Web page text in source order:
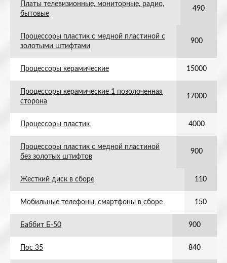
Платы телевизионные, мониторные, радио,
бытовые
490
Процессоры пластик с медной пластиной с
золотыми штифтами
900
Процессоры керамические 15000
Процессоры керамические 1 позолоченная
сторона
17000
Процессоры пластик 4000
Процессоры пластик с медной пластиной
без золотых штифтов
900
Жесткий диск в сборе 110
Мобильные телефоны, смартфоны в сборе 150
Баббит Б-50 900
Пос 35 840